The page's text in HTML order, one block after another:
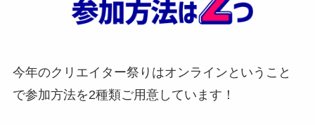
今年のクリエイター祭りはオンラインということ
で参加方法を2種類ご用意しています！